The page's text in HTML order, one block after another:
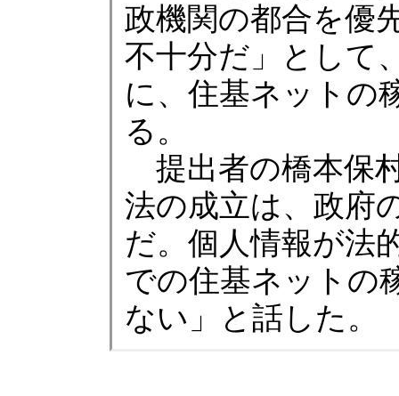
政機関の都合を優
不十分だ」として
に、住基ネットの
る。
提出者の橋本保
法の成立は、政府
だ。個人情報が法
での住基ネットの
ない」と話した。